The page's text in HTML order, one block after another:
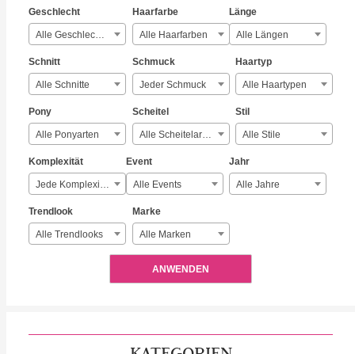
Geschlecht
Alle Geschlechter
Haarfarbe
Alle Haarfarben
Länge
Alle Längen
Schnitt
Alle Schnitte
Schmuck
Jeder Schmuck
Haartyp
Alle Haartypen
Pony
Alle Ponyarten
Scheitel
Alle Scheitelarten
Stil
Alle Stile
Komplexität
Jede Komplexität
Event
Alle Events
Jahr
Alle Jahre
Trendlook
Alle Trendlooks
Marke
Alle Marken
ANWENDEN